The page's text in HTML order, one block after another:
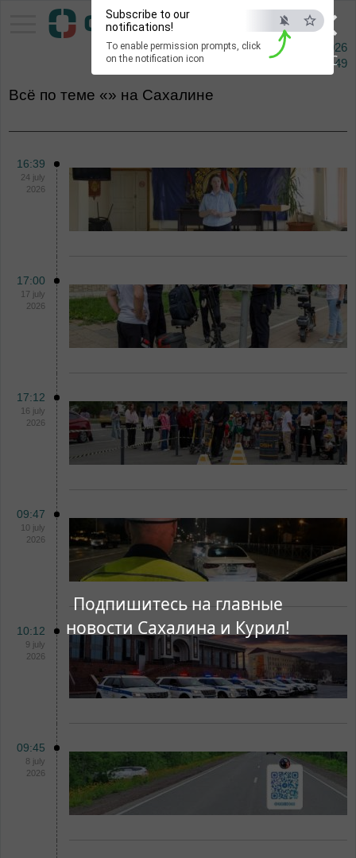
×
ESC
Подпишитесь на главные
новости Сахалина и Курил!
Subscribe to our
notifications!
To enable permission prompts, click
on the notification icon
Pacific Information Agency
9 augusta 2026
16:49
Всё по теме «» на Сахалине
16:39
24 july
2026
17:00
17 july
2026
17:12
16 july
2026
09:47
10 july
2026
10:12
9 july
2026
09:45
8 july
2026